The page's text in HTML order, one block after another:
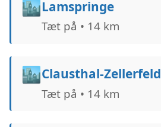
🏙️Lamspringe
Tæt på • 14 km
🏙️Clausthal-Zellerfeld
Tæt på • 14 km